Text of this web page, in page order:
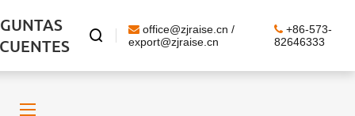

office@zjraise.cn /
export@zjraise.cn
+86-573-
82646333